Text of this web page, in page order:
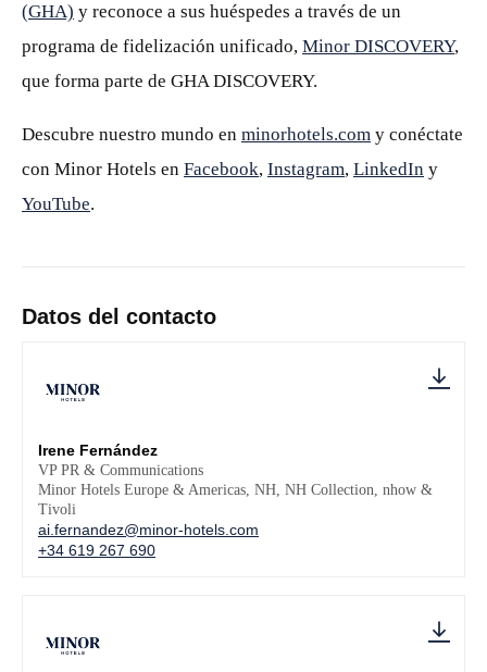
(GHA) y reconoce a sus huéspedes a través de un
programa de fidelización unificado, Minor DISCOVERY,
que forma parte de GHA DISCOVERY.
Descubre nuestro mundo en minorhotels.com y conéctate
con Minor Hotels en Facebook, Instagram, LinkedIn y
YouTube.
Datos del contacto
Irene Fernández
VP PR & Communications
Minor Hotels Europe & Americas, NH, NH Collection, nhow &
Tivoli
ai.fernandez@minor-hotels.com
+34 619 267 690